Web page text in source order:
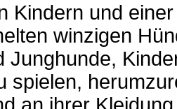
Kindern und
winzigen
Junghunde,
spielen,